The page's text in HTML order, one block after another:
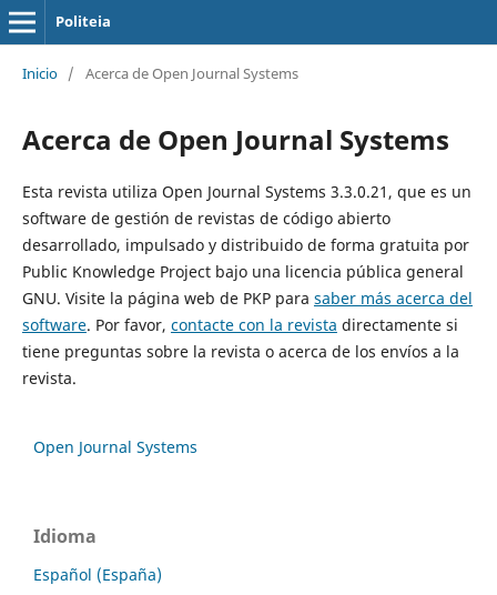
Politeia
Inicio / Acerca de Open Journal Systems
Acerca de Open Journal Systems
Esta revista utiliza Open Journal Systems 3.3.0.21, que es un
software de gestión de revistas de código abierto
desarrollado, impulsado y distribuido de forma gratuita por
Public Knowledge Project bajo una licencia pública general
GNU. Visite la página web de PKP para saber más acerca del
software. Por favor, contacte con la revista directamente si
tiene preguntas sobre la revista o acerca de los envíos a la
revista.
Open Journal Systems
Idioma
Español (España)